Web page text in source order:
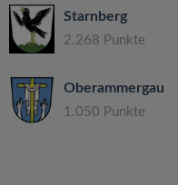
Starnberg
2.268 Punkte
Oberammergau
1.050 Punkte